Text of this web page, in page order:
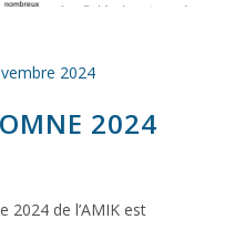
2024
2024
2024 de l’AMIK est